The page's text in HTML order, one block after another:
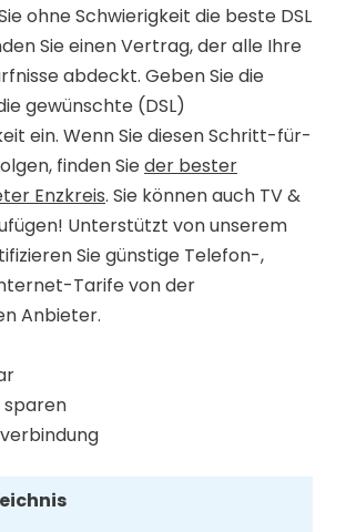
ohne Schwierigkeit die beste DSL
Sie einen Vertrag, der alle Ihre
abdeckt. Geben Sie die
gewünschte (DSL)
ein. Wenn Sie diesen Schritt-für-
finden Sieder bester
Enzkreis. Sie können auch TV &
Unterstützt von unserem
Sie günstige Telefon-,
Tarife von der
Anbieter.
sparen